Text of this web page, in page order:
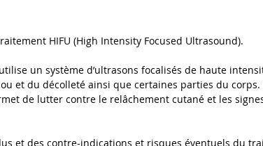
HIFU (High Intensity Focused Ultrasound).
un système d’ultrasons focalisés de haute
et du décolleté ainsi que certaines parties du corps.
de lutter contre le relâchement cutané et les
et des contre-indications et risques éventuels du